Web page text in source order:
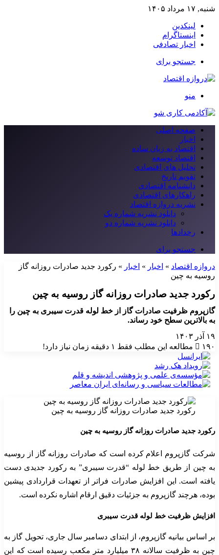
شنبه, ۱۷ مرداد ۱۴۰۵
لینکدین
اینستاگرام
اخبار تصادفی
جستجو برای
منو
صفحه اصلی
اخبار
اقتصاد به زبان ساده
اقتصاد توسعه
تحلیل های اقتصادی
تقویم تاریخ
دانشنامه اقتصادی
راهکارهای اقتصادی
نشریه دروازه اقتصاد
دانلود نشریه شماره یک
دانلود نشریه شماره دو
رخدادها
جستجو برای
دروازه اقتصاد » اخبار » اخبار » رکورد جدید صادرات روزانه گاز
روسیه به چین
رکورد جدید صادرات روزانه گاز روسیه به چین
گازپروم ظرفیت صادرات گاز از خط لوله قدرت سیبری به چین را
به بالاترین سطح خود رساند.
۱۹ آذر ۱۴۰۳
۱۹۰
مطالعه این مطلب فقط ۱ دقیقه زمان نیاز دارد!
رکورد جدید صادرات روزانه گاز روسیه به چین
رکورد جدید صادرات روزانه گاز روسیه به چین
شرکت گازپروم اعلام کرده است که صادرات روزانه گاز از روسیه
به چین از طریق خط لوله “قدرت سیبری” به رکورد جدیدی دست
یافته است. این افزایش صادرات فراتر از تعهدات قراردادی پیشین
بوده، هرچند گازپروم به جزئیات دقیق ارقام اشاره نکرده است.
افزایش ظرفیت خط لوله قدرت سیبری
بر اساس بیانیه گازپروم، از ابتدای دسامبر سال جاری، تحویل گاز به
چین به ظرفیت سالانه ۳۸ میلیارد متر مکعب رسیده است که این